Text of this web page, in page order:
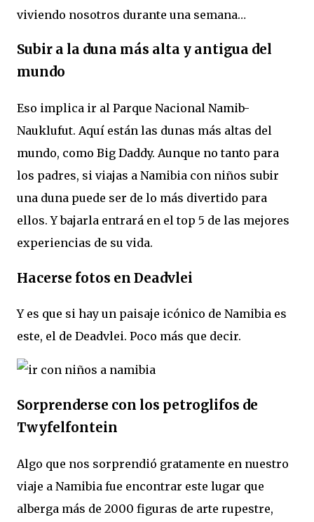
viviendo nosotros durante una semana…
Subir a la duna más alta y antigua del
mundo
Eso implica ir al Parque Nacional Namib-
Nauklufut. Aquí están las dunas más altas del
mundo, como Big Daddy. Aunque no tanto para
los padres, si viajas a Namibia con niños subir
una duna puede ser de lo más divertido para
ellos. Y bajarla entrará en el top 5 de las mejores
experiencias de su vida.
Hacerse fotos en Deadvlei
Y es que si hay un paisaje icónico de Namibia es
este, el de Deadvlei. Poco más que decir.
Sorprenderse con los petroglifos de
Twyfelfontein
Algo que nos sorprendió gratamente en nuestro
viaje a Namibia fue encontrar este lugar que
alberga más de 2000 figuras de arte rupestre,